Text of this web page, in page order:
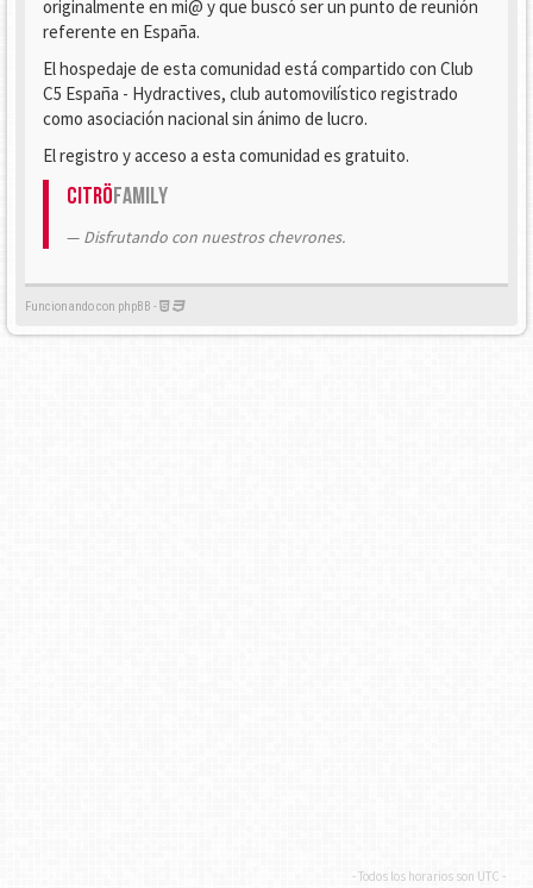
originalmente en mi@ y que buscó ser un punto de reunión
referente en España.
El hospedaje de esta comunidad está compartido con Club
C5 España - Hydractives, club automovilístico registrado
como asociación nacional sin ánimo de lucro.
El registro y acceso a esta comunidad es gratuito.
CitröFamily
Disfrutando con nuestros chevrones.
Funcionando con phpBB -
- Todos los horarios son UTC -